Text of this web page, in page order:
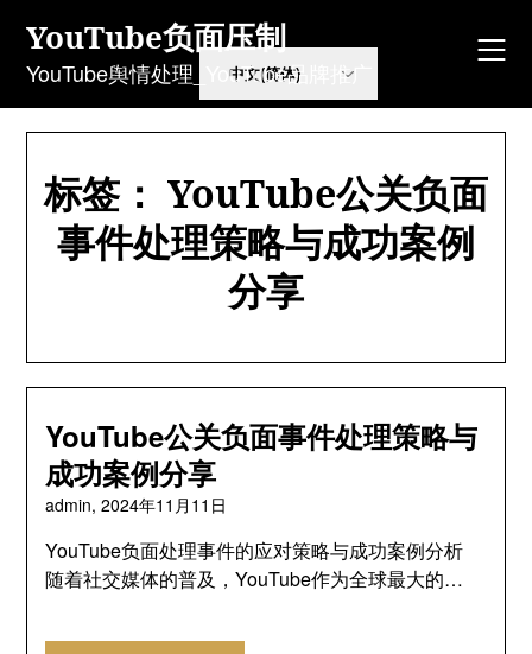
content
YouTube负面压制
YouTube舆情处理_YouTube品牌推广
标签： YouTube公关负面
事件处理策略与成功案例
分享
YouTube公关负面事件处理策略与
成功案例分享
admin,2024年11月11日
YouTube负面处理事件的应对策略与成功案例分析
随着社交媒体的普及，YouTube作为全球最大的…